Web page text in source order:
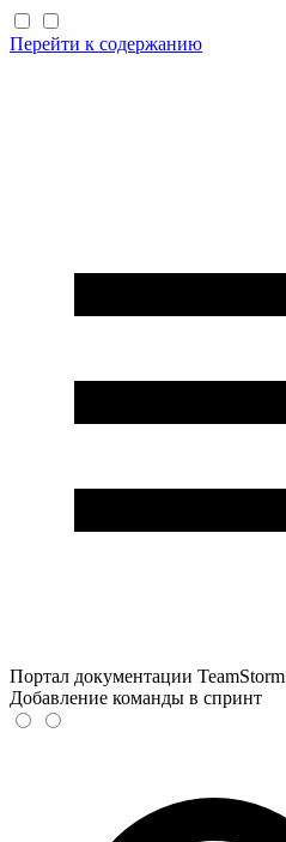
Перейти к содержанию
Портал документации TeamStorm
Добавление команды в спринт